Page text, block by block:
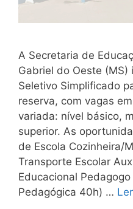
A Secretaria de
Gabriel do Oeste (MS)
Seletivo Simplificado
reserva, com vagas
variada: nível básico,
superior. As
de Escola Cozinheira/
Transporte Escolar
Educacional
Pedagógica 40h) …